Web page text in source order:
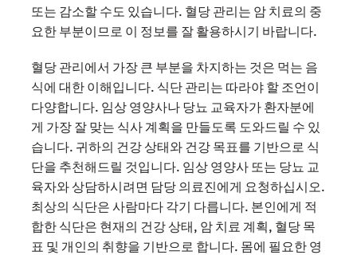
또는 감소할 수도 있습니다. 혈당 관리는 암 치료의 중
요한 부분이므로 이 정보를 잘 활용하시기 바랍니다.
혈당 관리에서 가장 큰 부분을 차지하는 것은 먹는 음
식에 대한 이해입니다. 식단 관리는 따라야 할 조언이
다양합니다. 임상 영양사나 당뇨 교육자가 환자분에
게 가장 잘 맞는 식사 계획을 만들도록 도와드릴 수 있
습니다. 귀하의 건강 상태와 건강 목표를 기반으로 식
단을 추천해드릴 것입니다. 임상 영양사 또는 당뇨 교
육자와 상담하시려면 담당 의료진에게 요청하십시오.
최상의 식단은 사람마다 각기 다릅니다. 본인에게 적
합한 식단은 현재의 건강 상태, 암 치료 계획, 혈당 목
표 및 개인의 취향을 기반으로 합니다. 몸에 필요한 영